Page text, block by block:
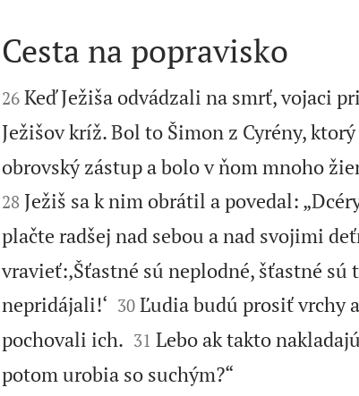

Cesta na popravisko

26 Keď Ježiša odvádzali na smrť, vojaci
Ježišov kríž. Bol to Šimon z Cyrény,
obrovský zástup a bolo v ňom mnoho
28 Ježiš sa k nim obrátil a povedal:
plačte radšej nad sebou a nad svojimi
vravieť:‚Šťastné sú neplodné, šťastné
nepridájali!‘
30 Ľudia budú prosiť vrchy
pochovali ich.
31 Lebo ak takto
potom urobia so suchým?“